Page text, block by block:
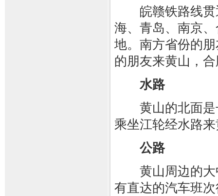
皖赣铁路线贯
海、青岛、南京
地。南方省份的
的朋友来黄山，
水路
黄山的北面是
乘坐江轮经水路
公路
黄山周边的大
有直达的汽车班